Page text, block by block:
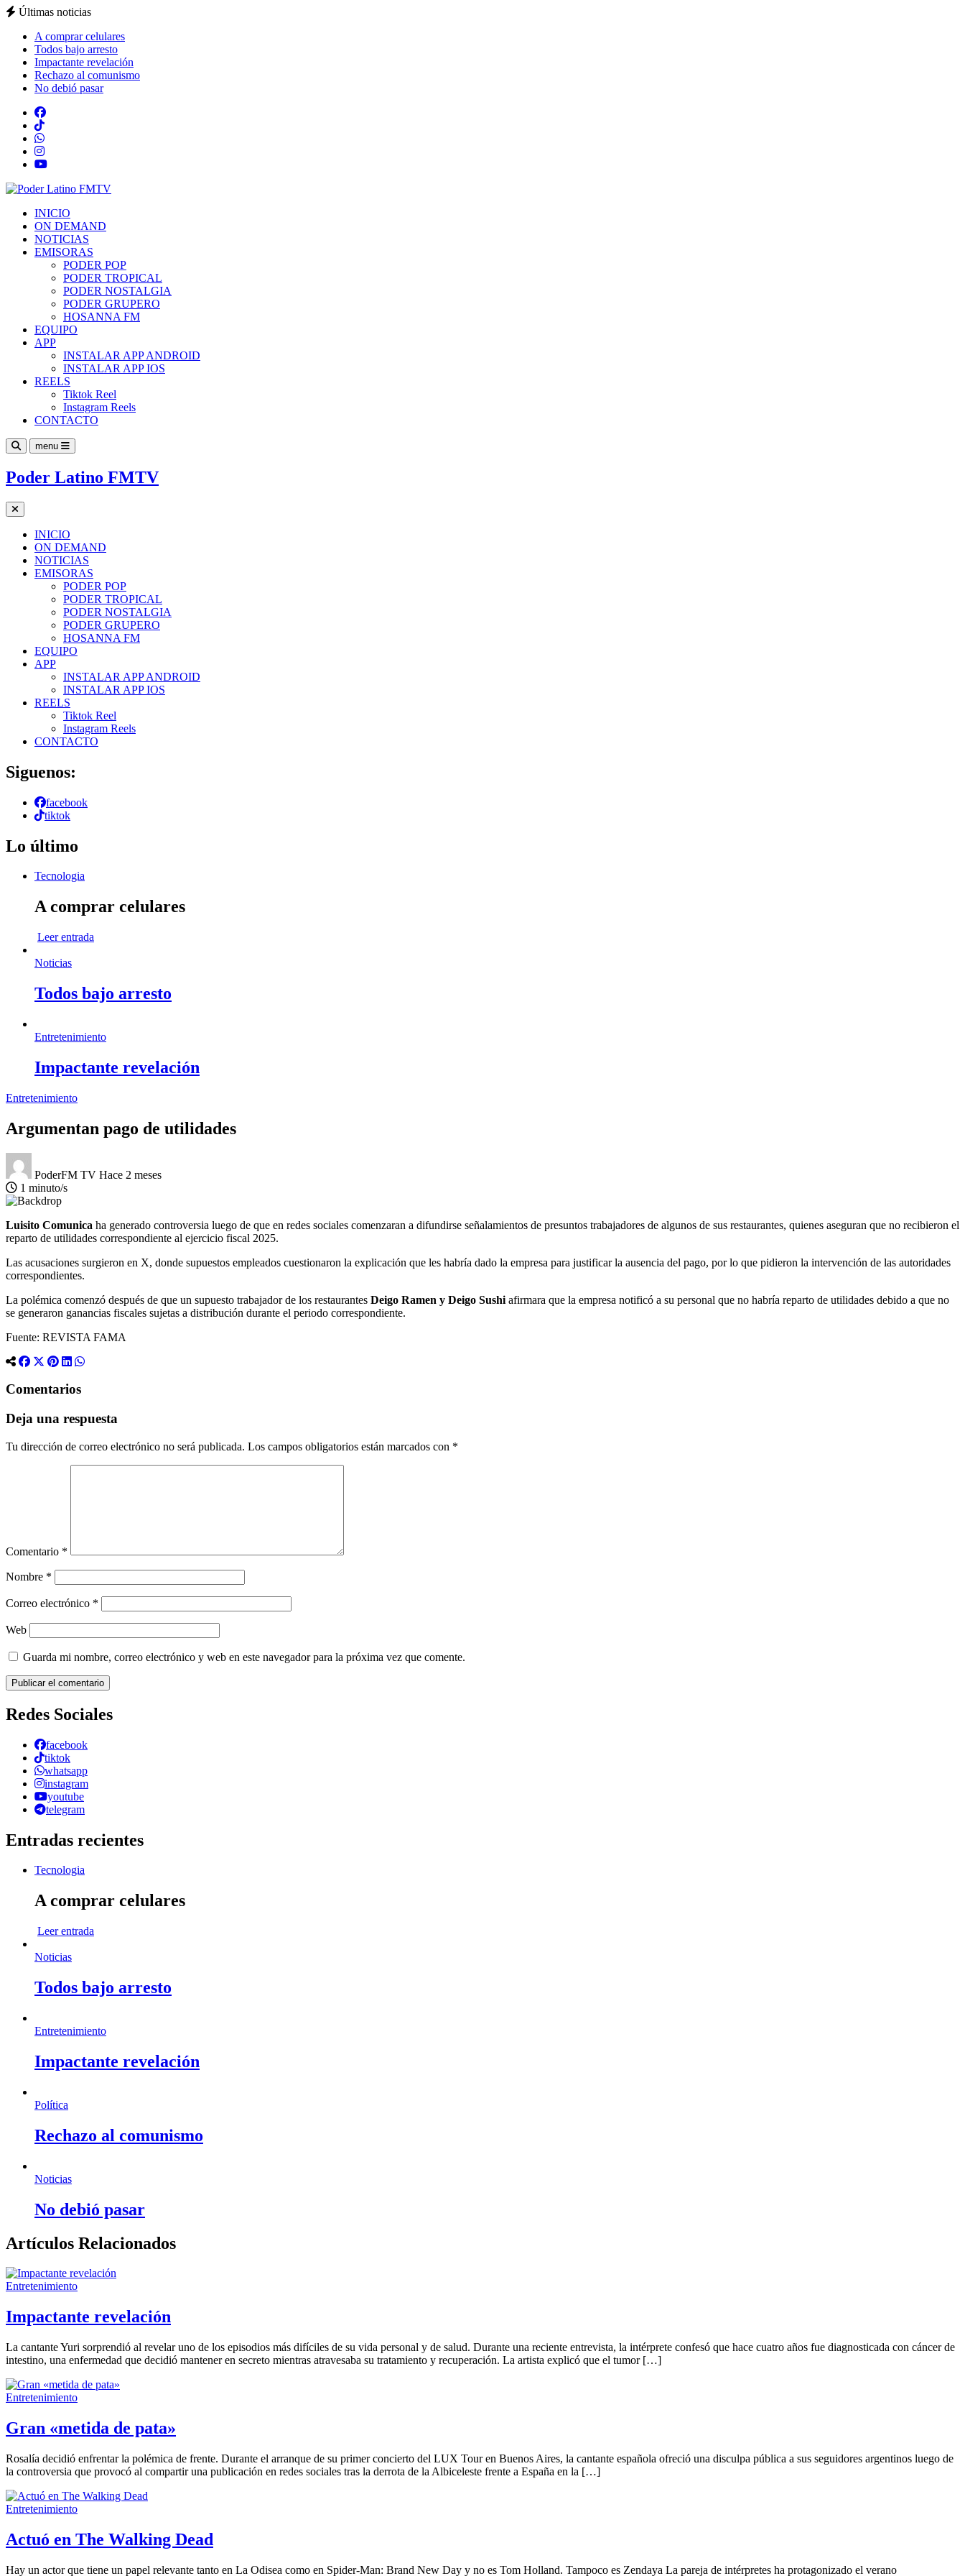
Últimas noticias
A comprar celulares
Todos bajo arresto
Impactante revelación
Rechazo al comunismo
No debió pasar
INICIO
ON DEMAND
NOTICIAS
EMISORAS
PODER POP
PODER TROPICAL
PODER NOSTALGIA
PODER GRUPERO
HOSANNA FM
EQUIPO
APP
INSTALAR APP ANDROID
INSTALAR APP IOS
REELS
Tiktok Reel
Instagram Reels
CONTACTO
menu
Poder Latino FMTV
INICIO
ON DEMAND
NOTICIAS
EMISORAS
PODER POP
PODER TROPICAL
PODER NOSTALGIA
PODER GRUPERO
HOSANNA FM
EQUIPO
APP
INSTALAR APP ANDROID
INSTALAR APP IOS
REELS
Tiktok Reel
Instagram Reels
CONTACTO
Siguenos:
facebook
tiktok
Lo último
Tecnologia
A comprar celulares
Leer entrada
Noticias
Todos bajo arresto
Entretenimiento
Impactante revelación
Entretenimiento
Argumentan pago de utilidades
PoderFM TV Hace 2 meses
1 minuto/s
Luisito Comunica ha generado controversia luego de que en redes sociales comenzaran a difundirse señalamientos de presuntos trabajadores de algunos de sus restaurantes, quienes aseguran que no recibieron el
reparto de utilidades correspondiente al ejercicio fiscal 2025.
Las acusaciones surgieron en X, donde supuestos empleados cuestionaron la explicación que les habría dado la empresa para justificar la ausencia del pago, por lo que pidieron la intervención de las autoridades
correspondientes.
La polémica comenzó después de que un supuesto trabajador de los restaurantes Deigo Ramen y Deigo Sushi afirmara que la empresa notificó a su personal que no habría reparto de utilidades debido a que no
se generaron ganancias fiscales sujetas a distribución durante el periodo correspondiente.
Fuente: REVISTA FAMA
Comentarios
Deja una respuesta
Tu dirección de correo electrónico no será publicada. Los campos obligatorios están marcados con *
Comentario *
Nombre *
Correo electrónico *
Web
Guarda mi nombre, correo electrónico y web en este navegador para la próxima vez que comente.
Redes Sociales
facebook
tiktok
whatsapp
instagram
youtube
telegram
Entradas recientes
Tecnologia
A comprar celulares
Leer entrada
Noticias
Todos bajo arresto
Entretenimiento
Impactante revelación
Política
Rechazo al comunismo
Noticias
No debió pasar
Artículos Relacionados
Entretenimiento
Impactante revelación
La cantante Yuri sorprendió al revelar uno de los episodios más difíciles de su vida personal y de salud. Durante una reciente entrevista, la intérprete confesó que hace cuatro años fue diagnosticada con cáncer de
intestino, una enfermedad que decidió mantener en secreto mientras atravesaba su tratamiento y recuperación. La artista explicó que el tumor […]
Entretenimiento
Gran «metida de pata»
Rosalía decidió enfrentar la polémica de frente. Durante el arranque de su primer concierto del LUX Tour en Buenos Aires, la cantante española ofreció una disculpa pública a sus seguidores argentinos luego de
la controversia que provocó al compartir una publicación en redes sociales tras la derrota de la Albiceleste frente a España en la […]
Entretenimiento
Actuó en The Walking Dead
Hay un actor que tiene un papel relevante tanto en La Odisea como en Spider-Man: Brand New Day y no es Tom Holland. Tampoco es Zendaya La pareja de intérpretes ha protagonizado el verano